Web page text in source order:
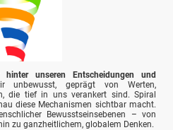
unseren Entscheidungen und
geprägt von Werten,
die tief in uns verankert sind. Spiral
diese Mechanismen sichtbar macht.
Bewusstseinsebenen – von
zu ganzheitlichem, globalem Denken.